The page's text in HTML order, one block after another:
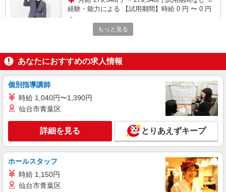
経験・能力による 【試用期間】時給 0 円 〜 0 円
■ソフトバンク販売契約社員【海老名市エリ
ア】 神奈川県海老名市
キープ 詳細を見る
派遣社員
株式会社日本パーソナルビジネス 首都圏支社（T11_362）
≪携帯販売｜家電量販店のソフトバンクコーナ
時給1500円 ◆交通費規定支給
神奈川県海老名市扇町
詳細を見る
派遣社員
株式会社日本パーソナルビジネス 首都圏支社（T11_1244）
もっと見る
あなたにおすすめの求人情報
個別指導講師
時給 1,040円〜1,390円
仙台市青葉区
詳細を見る とりあえずキープ
ホールスタッフ
時給 1,150円
仙台市青葉区